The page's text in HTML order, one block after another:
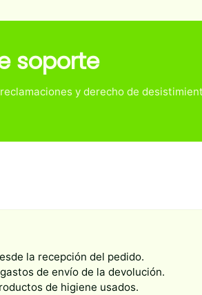
soporte
y derecho de
la recepción del pedido.
de envío de la devolución.
de higiene usados.